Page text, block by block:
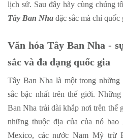
lịch sử. Sau đây hãy cùng chúng
Tây Ban Nha đặc sắc mà chỉ
Văn hóa Tây Ban Nha -
sắc và đa dạng quốc gia
Tây Ban Nha là một trong những
sắc bậc nhất trên thế giới.
Ban Nha trải dài khắp nơi trên
những thuộc địa của của nó
Mexico, các nước Nam Mỹ trừ